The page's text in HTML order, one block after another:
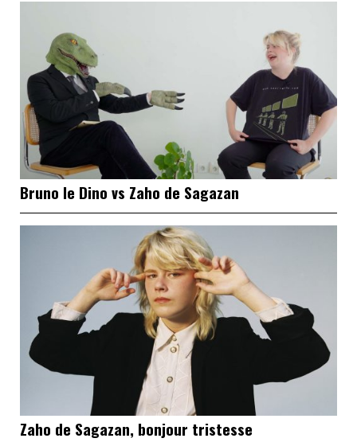
Bruno le Dino vs Zaho de Sagazan
Zaho de Sagazan, bonjour tristesse